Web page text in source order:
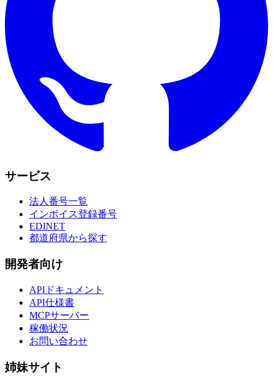
サービス
法人番号一覧
インボイス登録番号
EDINET
都道府県から探す
開発者向け
APIドキュメント
API仕様書
MCPサーバー
稼働状況
お問い合わせ
姉妹サイト